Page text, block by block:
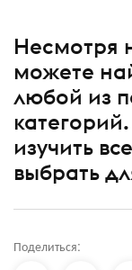
Несмотря
можете
любой из
изучить
выбрать
Поделиться: